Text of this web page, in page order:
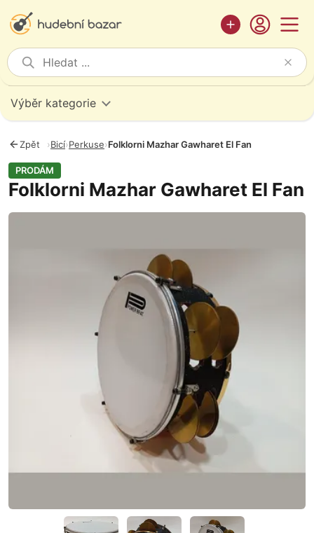
Výběr kategorie
Zpět ›Bicí›Perkuse›Folklorni Mazhar Gawharet El Fan
PRODÁM
Folklorni Mazhar Gawharet El Fan
Fotografie